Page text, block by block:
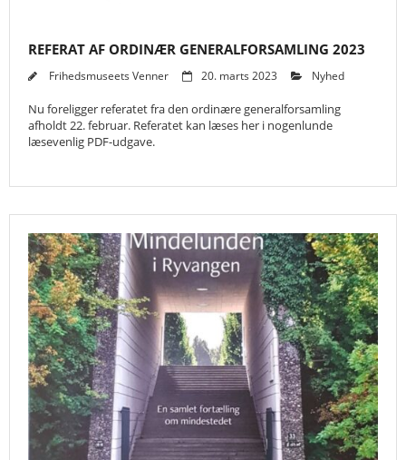
REFERAT AF ORDINÆR GENERALFORSAMLING 2023
Frihedsmuseets Venner 20. marts 2023 Nyhed
Nu foreligger referatet fra den ordinære generalforsamling
afholdt 22. februar. Referatet kan læses her i nogenlunde
læsevenlig PDF-udgave.